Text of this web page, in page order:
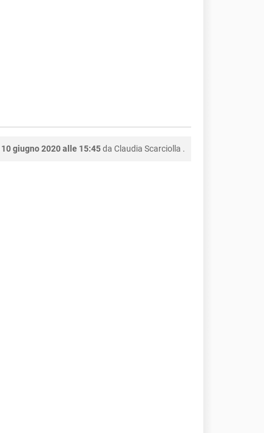
10 giugno 2020 alle 15:45da Claudia Scarciolla .